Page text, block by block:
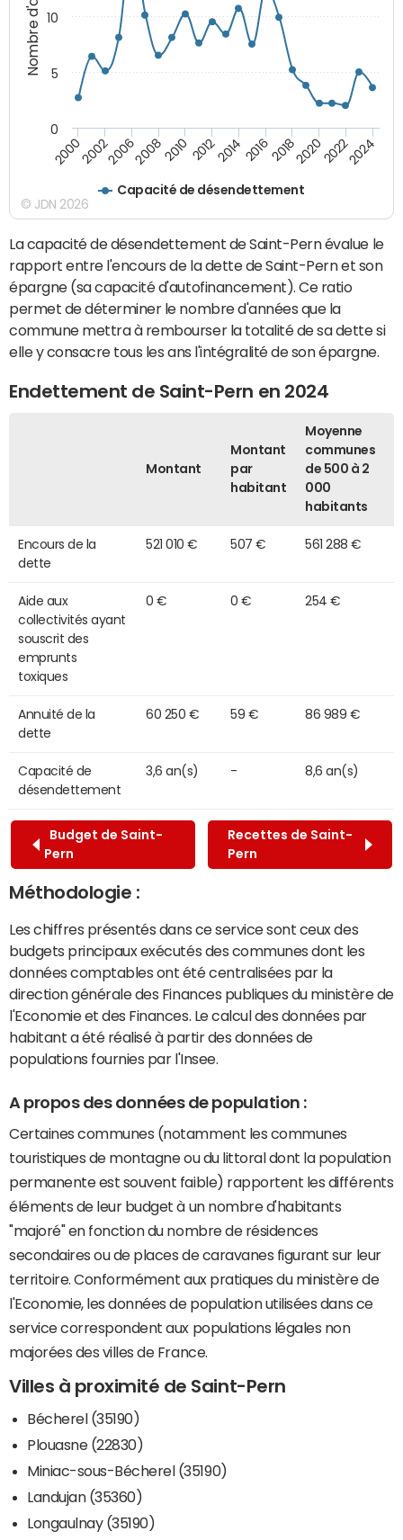
Capacité de désendettement
20002002200620082010 2012201420162018202020222024
0
5
10
© JDN 2026
La capacité de désendettement de Saint-Pern évalue le
rapport entre l'encours de la dette de Saint-Pern et son
épargne (sa capacité d'autofinancement). Ce ratio
permet de déterminer le nombre d'années que la
commune mettra à rembourser la totalité de sa dette si
elle y consacre tous les ans l'intégralité de son épargne.
Endettement de Saint-Pern en 2024
Montant
Montant
par
habitant
Moyenne
communes
de 500 à 2
000
habitants
Encours de la
dette
521 010 € 507 € 561 288 €
Aide aux
collectivités ayant
souscrit des
emprunts
toxiques
0 € 0 € 254 €
Annuité de la
dette
60 250 € 59 € 86 989 €
Capacité de
désendettement
3,6 an(s) - 8,6 an(s)
Budget de Saint-
Pern
Recettes de Saint-
Pern
Méthodologie :
Les chiffres présentés dans ce service sont ceux des
budgets principaux exécutés des communes dont les
données comptables ont été centralisées par la
direction générale des Finances publiques du ministère de
l'Economie et des Finances. Le calcul des données par
habitant a été réalisé à partir des données de
populations fournies par l'Insee.
A propos des données de population :
Certaines communes (notamment les communes
touristiques de montagne ou du littoral dont la population
permanente est souvent faible) rapportent les différents
éléments de leur budget à un nombre d'habitants
"majoré" en fonction du nombre de résidences
secondaires ou de places de caravanes figurant sur leur
territoire. Conformément aux pratiques du ministère de
l'Economie, les données de population utilisées dans ce
service correspondent aux populations légales non
majorées des villes de France.
Villes à proximité de Saint-Pern
Bécherel (35190)
Plouasne (22830)
Miniac-sous-Bécherel (35190)
Landujan (35360)
Longaulnay (35190)